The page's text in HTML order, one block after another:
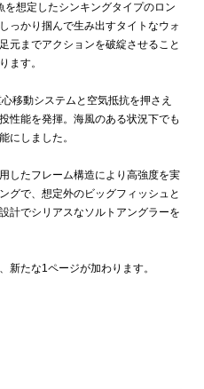
を想定したシンキングタイプのロン
っかり掴んで生み出すタイトなウォ
元までアクションを破綻させること
ます。
移動システムと空気抵抗を押さえ
性能を発揮。海風のある状況下でも
にしました。
したフレーム構造により高強度を実
グで、想定外のビッグフィッシュと
計でシリアスなソルトアングラーを
新たな1ページが加わります。